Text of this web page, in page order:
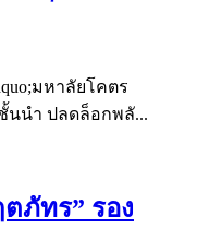
มหาลัยโคตร
นนำ ปลดล็อกพลั...
ภัทร” รอง